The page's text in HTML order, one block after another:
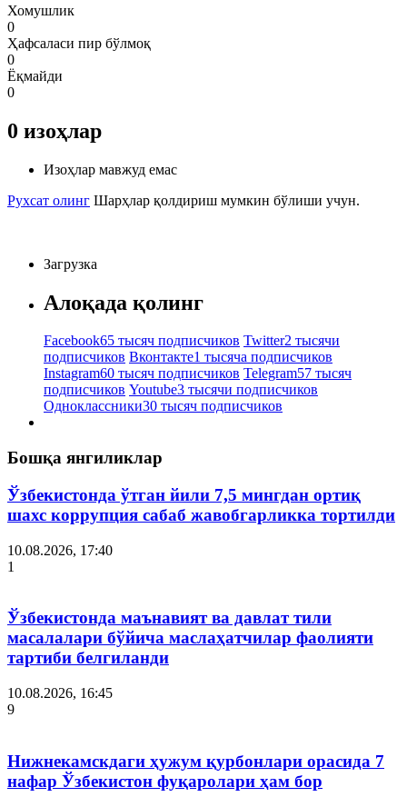
Хомушлик
0
Ҳафсаласи пир бўлмоқ
0
Ёқмайди
0
0 изоҳлар
Изоҳлар мавжуд емас
Рухсат олинг Шарҳлар қолдириш мумкин бўлиши учун.
Загрузка
Алоқада қолинг
Facebook65 тысяч подписчиков Twitter2 тысячи
подписчиков Вконтакте1 тысяча подписчиков
Instagram60 тысяч подписчиков Telegram57 тысяч
подписчиков Youtube3 тысячи подписчиков
Одноклассники30 тысяч подписчиков
Бошқа янгиликлар
Ўзбекистонда ўтган йили 7,5 мингдан ортиқ
шахс коррупция сабаб жавобгарликка тортилди
10.08.2026, 17:40
1
Ўзбекистонда маънавият ва давлат тили
масалалари бўйича маслаҳатчилар фаолияти
тартиби белгиланди
10.08.2026, 16:45
9
Нижнекамскдаги ҳужум қурбонлари орасида 7
нафар Ўзбекистон фуқаролари ҳам бор